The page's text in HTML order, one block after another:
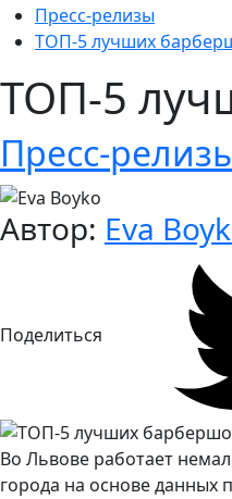
Пресс-релизы
ТОП-5 лучших
ТОП-5
Пресс-
Автор: Eva
Поделиться
Во Львове работает
города на основе данных